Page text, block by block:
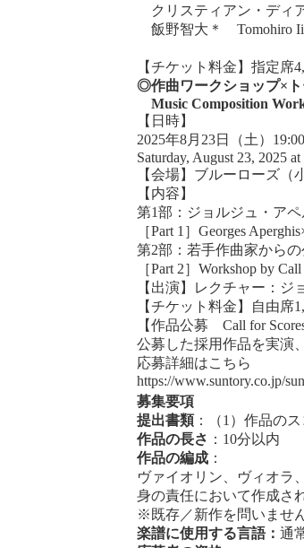
クリスティアン・ディ
飯野智大＊ Tomohiro
【チケット料金】指定席
◎作曲ワークショップ×
Music Composition
【日時】
2025年8月23日（土）
Saturday, August 23, 2025
【会場】ブルーローズ（
【内容】
第1部：ジョルジュ・ア
［Part 1］Georges
第2部：若手作曲家から
［Part 2］Workshop by
【出演】レクチャー：ジ
【チケット料金】自由席
【作品公募 Call for Scores
公募した採用作品を実演
応募詳細はこちら
https://www.suntory.co.jp/
募集要項
提出書類：（1）作品の
作品の長さ ：10分以内
作品の編成 ：
ヴァイオリン、ヴィオラ
身の責任において作成さ
※既存／新作を問いませ
楽譜に使用する言語： 通